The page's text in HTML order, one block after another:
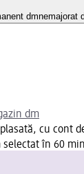
dmnemajorat
dm
cu cont
selectat în 60